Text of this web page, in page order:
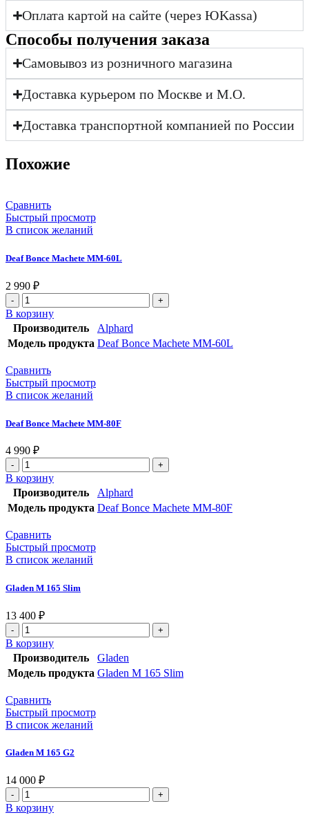
Оплата картой на сайте (через ЮKassa)
Cпособы получения заказа
Самовывоз из розничного магазина
Доставка курьером по Москве и М.О.
Доставка транспортной компанией по России
Похожие
Сравнить
Быстрый просмотр
В список желаний
Deaf Bonce Machete MM-60L
2 990 ₽
В корзину
Производитель
Alphard
Модель продукта Deaf Bonce Machete MM-60L
Сравнить
Быстрый просмотр
В список желаний
Deaf Bonce Machete MM-80F
4 990 ₽
В корзину
Производитель
Alphard
Модель продукта Deaf Bonce Machete MM-80F
Сравнить
Быстрый просмотр
В список желаний
Gladen M 165 Slim
13 400 ₽
В корзину
Производитель
Gladen
Модель продукта Gladen M 165 Slim
Сравнить
Быстрый просмотр
В список желаний
Gladen M 165 G2
14 000 ₽
В корзину